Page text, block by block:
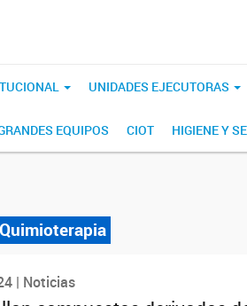
UNIDADES EJECUTORAS
EQUIPOS CIOT HIGIENE Y
Quimioterapia
| Noticias